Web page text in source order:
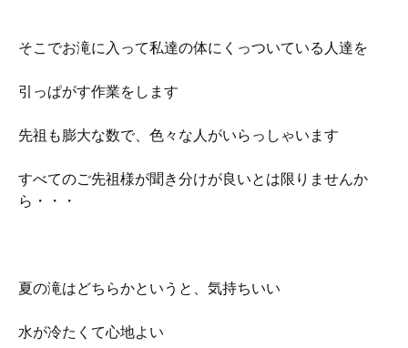
そこでお滝に入って私達の体にくっついている人達を
引っぱがす作業をします
先祖も膨大な数で、色々な人がいらっしゃいます
すべてのご先祖様が聞き分けが良いとは限りませんか
ら・・・
夏の滝はどちらかというと、気持ちいい
水が冷たくて心地よい